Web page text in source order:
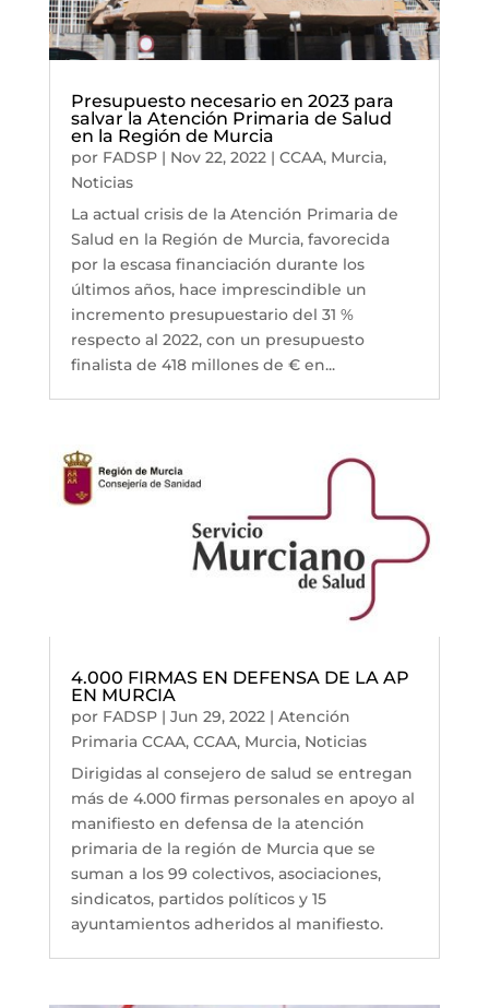
Presupuesto necesario en 2023 para
salvar la Atención Primaria de Salud
en la Región de Murcia
por FADSP| Nov 22, 2022 | CCAA, Murcia,
Noticias
La actual crisis de la Atención Primaria de
Salud en la Región de Murcia, favorecida
por la escasa financiación durante los
últimos años, hace imprescindible un
incremento presupuestario del 31 %
respecto al 2022, con un presupuesto
finalista de 418 millones de € en...
4.000 FIRMAS EN DEFENSA DE LA AP
EN MURCIA
por FADSP| Jun 29, 2022| Atención
Primaria CCAA, CCAA, Murcia, Noticias
Dirigidas al consejero de salud se entregan
más de 4.000 firmas personales en apoyo al
manifiesto en defensa de la atención
primaria de la región de Murcia que se
suman a los 99 colectivos, asociaciones,
sindicatos, partidos políticos y 15
ayuntamientos adheridos al manifiesto.